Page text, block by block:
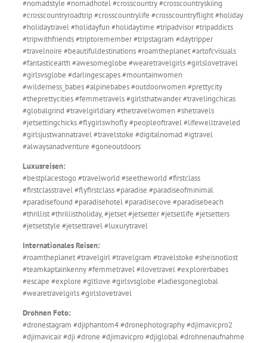
#nomadstyle #nomadhotel #crosscountry #crosscountryskiing
#crosscountryroadtrip #crosscountrylife #crosscountryflight #holiday
#holidaytravel #holidayfun #holidaytime #tripadvisor #tripaddicts
#tripwithfriends #triptoremember #tripstagram #daytripper
#travelnoire #beautifuldestinations #roamtheplanet #artofcvisuals
#fantasticearth #awesomeglobe #wearetravelgirls #girlslovetravel
#girlsvsglobe #darlingescapes #mountainwomen
#wilderness_babes #alpinebabes #outdoorwomen #prettycity
#theprettycities #femmetravels #girlsthatwander #travelingchicas
#globalgrind #travelgirldiary #thetravelwomen #shetravels
#jetsettingchicks #flygirlswhofly #peopleoftravel #lifewelltraveled
#girlsjustwannatravel #travelstoke #digitalnomad #igtravel
#alwaysanadventure #goneoutdoors
Luxusreisen:
#bestplacestogo #travelworld #seetheworld #firstclass
#firstclasstravel #flyfirstclass #paradise #paradiseofminimal
#paradisefound #paradisehotel #paradisecove #paradisebeach
#thrillist #thrillistholiday, #jetset #jetsetter #jetsetlife #jetsetters
#jetsetstyle #jetsettravel #luxurytravel
Internationales Reisen:
#roamtheplanet #travelgirl #travelgram #travelstoke #sheisnotlost
#teamkaptainkenny #femmetravel #ilovetravel #explorerbabes
#escape #explore #gltlove #girlsvsglobe #ladiesgoneglobal
#wearetravelgirls #girlslovetravel
Drohnen Foto:
#dronestagram #djiphantom4 #dronephotography #djimavicpro2
#djimavicair #dji #drone #djimavicpro #djiglobal #drohnenaufnahme